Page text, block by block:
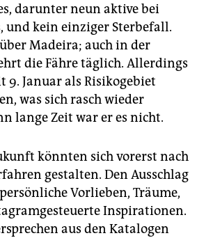
darunter neun aktive bei
und kein einziger Sterbefall.
Madeira; auch in der
die Fähre täglich. Allerdings
9. Januar als Risikogebiet
was sich rasch wieder
lange Zeit war er es nicht.
könnten sich vorerst nach
gestalten. Den Ausschlag
Vorlieben, Träume,
Inspirationen.
aus den Katalogen